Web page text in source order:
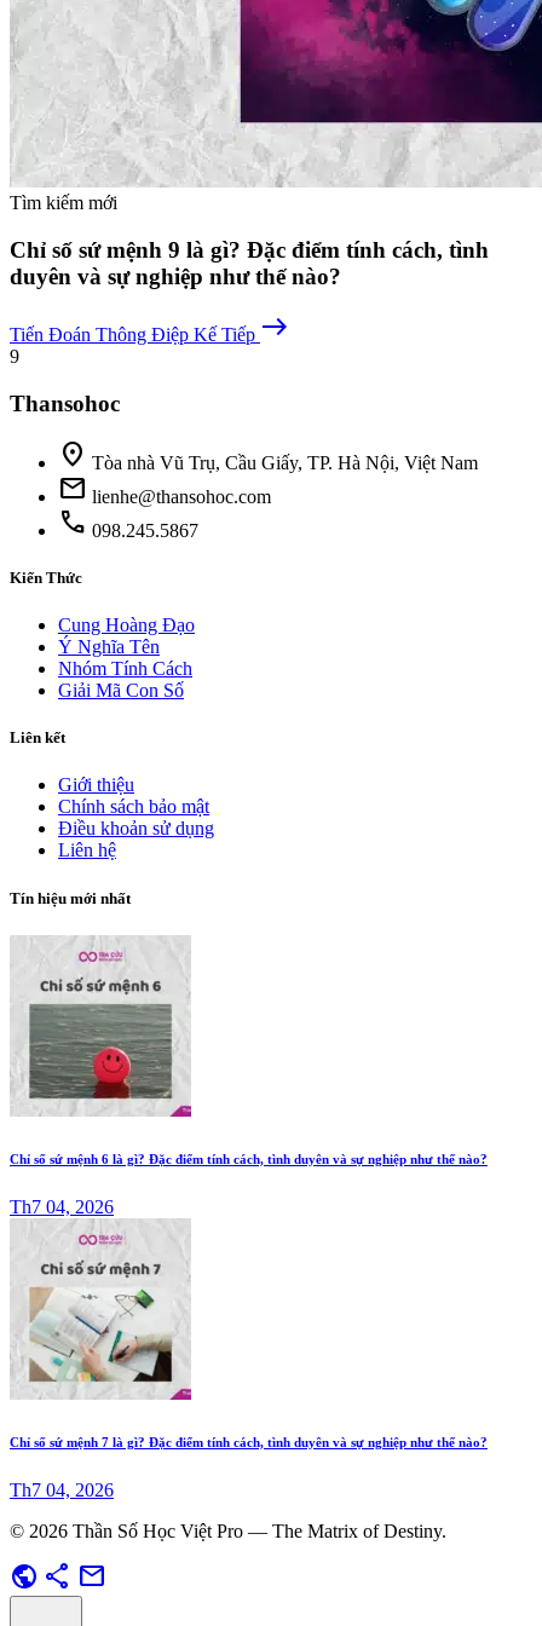
Tìm kiếm mới
Chỉ số sứ mệnh 9 là gì? Đặc điểm tính cách, tình
duyên và sự nghiệp như thế nào?
Tiến Đoán Thông Điệp Kế Tiếp east
9
Thansohoc
location_on Tòa nhà Vũ Trụ, Cầu Giấy, TP. Hà Nội, Việt Nam
mail lienhe@thansohoc.com
phone 098.245.5867
Kiến Thức
Cung Hoàng Đạo
Ý Nghĩa Tên
Nhóm Tính Cách
Giải Mã Con Số
Liên kết
Giới thiệu
Chính sách bảo mật
Điều khoản sử dụng
Liên hệ
Tín hiệu mới nhất
Chỉ số sứ mệnh 6 là gì? Đặc điểm tính cách, tình duyên và sự nghiệp như thế nào?
Th7 04, 2026
Chỉ số sứ mệnh 7 là gì? Đặc điểm tính cách, tình duyên và sự nghiệp như thế nào?
Th7 04, 2026
© 2026 Thần Số Học Việt Pro — The Matrix of Destiny.
public share mail